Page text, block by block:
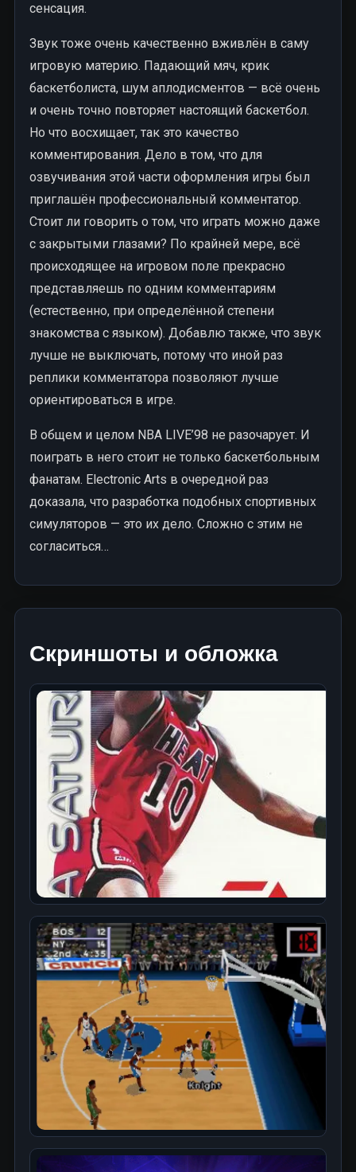
сенсация.
Звук тоже очень качественно вживлён в саму
игровую материю. Падающий мяч, крик
баскетболиста, шум аплодисментов — всё очень
и очень точно повторяет настоящий баскетбол.
Но что восхищает, так это качество
комментирования. Дело в том, что для
озвучивания этой части оформления игры был
приглашён профессиональный комментатор.
Стоит ли говорить о том, что играть можно даже
с закрытыми глазами? По крайней мере, всё
происходящее на игровом поле прекрасно
представляешь по одним комментариям
(естественно, при определённой степени
знакомства с языком). Добавлю также, что звук
лучше не выключать, потому что иной раз
реплики комментатора позволяют лучше
ориентироваться в игре.
В общем и целом NBA LIVE’98 не разочарует. И
поиграть в него стоит не только баскетбольным
фанатам. Electronic Arts в очередной раз
доказала, что разработка подобных спортивных
симуляторов — это их дело. Сложно с этим не
согласиться…
Скриншоты и обложка